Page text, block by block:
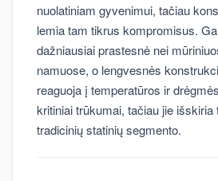
nuolatiniam gyvenimui, tačiau
lemia tam tikrus kompromisus.
dažniausiai prastesnė nei
namuose, o lengvesnės
reaguoja į temperatūros ir
kritiniai trūkumai, tačiau jie išskiria
tradicinių statinių segmento.